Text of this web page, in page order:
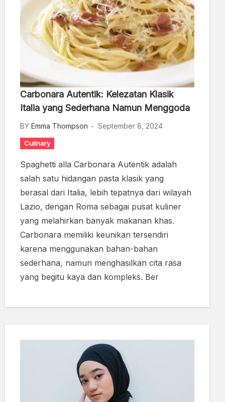
Carbonara Autentik: Kelezatan Klasik
Italia yang Sederhana Namun Menggoda
BY Emma Thompson September 8, 2024
Culinary
Spaghetti alla Carbonara Autentik adalah
salah satu hidangan pasta klasik yang
berasal dari Italia, lebih tepatnya dari wilayah
Lazio, dengan Roma sebagai pusat kuliner
yang melahirkan banyak makanan khas.
Carbonara memiliki keunikan tersendiri
karena menggunakan bahan-bahan
sederhana, namun menghasilkan cita rasa
yang begitu kaya dan kompleks. Ber